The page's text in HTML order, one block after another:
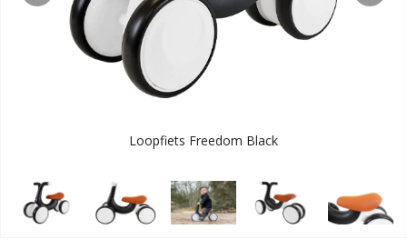
Loopfiets Freedom Black